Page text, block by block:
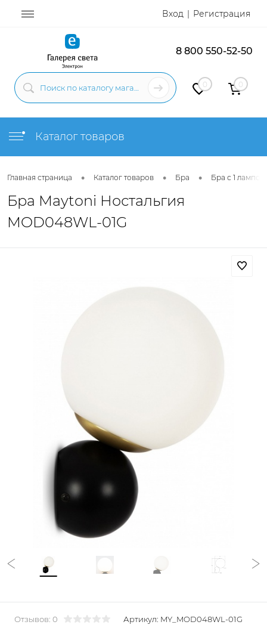
Вход Регистрация
8 800 550-52-50
0 0
Каталог товаров
Главная страница • Каталог товаров • Бра • Бра с 1 лампой
Бра Maytoni Ностальгия
MOD048WL-01G
Отзывов: 0 Артикул: MY_MOD048WL-01G